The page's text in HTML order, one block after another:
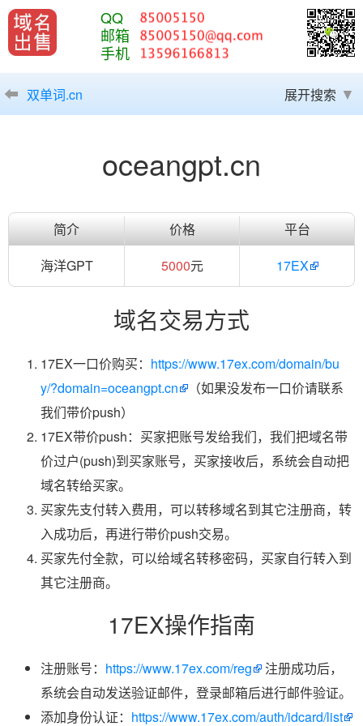
QQ
邮箱
手机
双单词.cn 展开搜索
oceangpt.cn
简介 价格
平台
海洋GPT
5000元 17EX
域名交易方式
17EX一口价购买： https://www.17ex.com/domain/bu
y/?domain=oceangpt.cn
（如果没发布一口价请联系
我们带价push）
17EX带价push：买家把账号发给我们，我们把域名带
价过户(push)到买家账号，买家接收后，系统会自动把
域名转给买家。
买家先支付转入费用，可以转移域名到其它注册商，转
入成功后，再进行带价push交易。
买家先付全款，可以给域名转移密码，买家自行转入到
其它注册商。
17EX操作指南
注册账号： https://www.17ex.com/reg
注册成功后，
系统会自动发送验证邮件，登录邮箱后进行邮件验证。
添加身份认证： https://www.17ex.com/auth/idcard/list